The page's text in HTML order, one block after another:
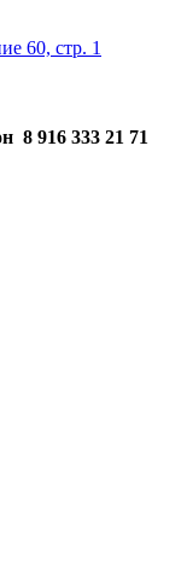
60, стр. 1
8 916 333 21 71